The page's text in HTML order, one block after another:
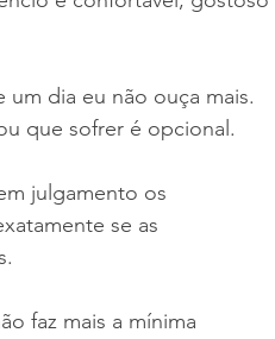
dia eu não ouça mais.
que sofrer é opcional.
julgamento os
se as
faz mais a mínima